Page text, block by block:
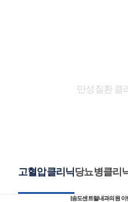
만성질환 클
고혈압클리닉당뇨병클리
[송도센트럴내과의원